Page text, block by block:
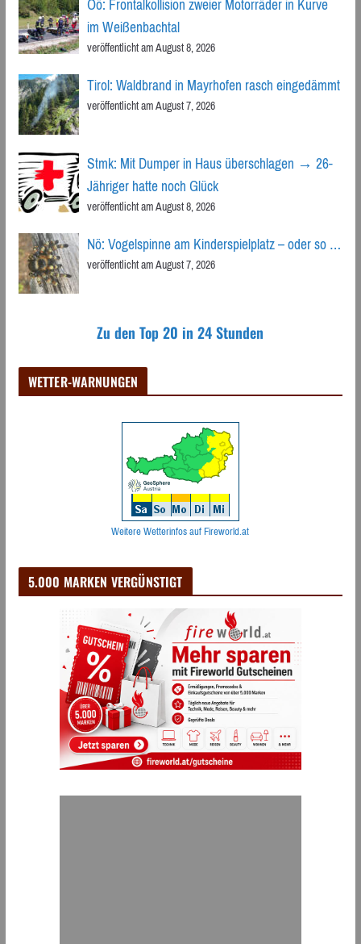
im Weißenbachtal
veröffentlicht am August 8, 2026
Tirol: Waldbrand in Mayrhofen rasch eingedämmt
veröffentlicht am August 7, 2026
Stmk: Mit Dumper in Haus überschlagen → 26-
Jähriger hatte noch Glück
veröffentlicht am August 8, 2026
Nö: Vogelspinne am Kinderspielplatz – oder so …
veröffentlicht am August 7, 2026
Zu den Top 20 in 24 Stunden
WETTER-WARNUNGEN
Weitere Wetterinfos auf Fireworld.at
5.000 MARKEN VERGÜNSTIGT